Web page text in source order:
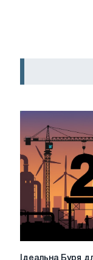
Ідеальна